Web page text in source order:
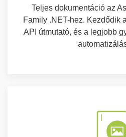
Teljes dokumentáció az
Family .NET-hez. Kezdődik
API útmutató, és a legjobb